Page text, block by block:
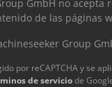
GmbH no acepta
de las páginas
Group
por reCAPTCHA y se
de serviciode